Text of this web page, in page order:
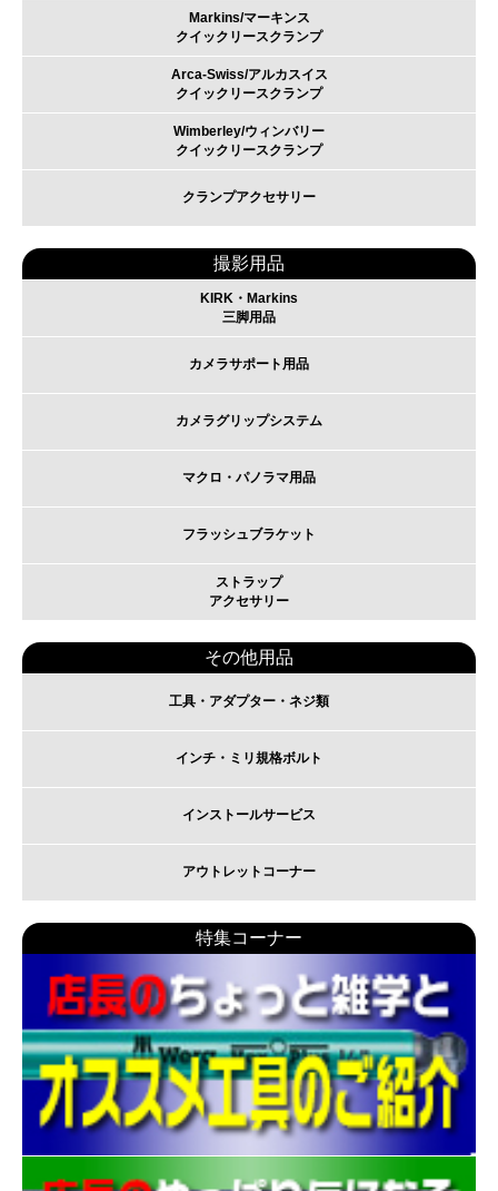
Markins/マーキンス
クイックリースクランプ
Arca-Swiss/アルカスイス
クイックリースクランプ
Wimberley/ウィンバリー
クイックリースクランプ
クランプアクセサリー
撮影用品
KIRK・Markins
三脚用品
カメラサポート用品
カメラグリップシステム
マクロ・パノラマ用品
フラッシュブラケット
ストラップ
アクセサリー
その他用品
工具・アダプター・ネジ類
インチ・ミリ規格ボルト
インストールサービス
アウトレットコーナー
特集コーナー